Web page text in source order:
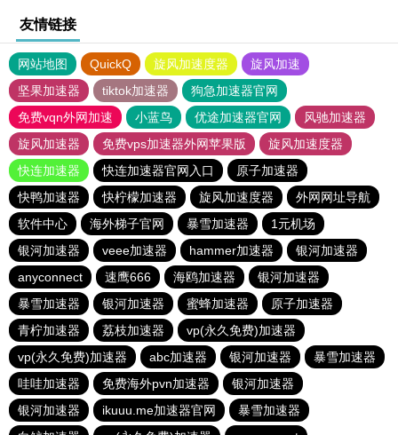
友情链接
网站地图 QuickQ 旋风加速度器
旋风加速
坚果加速器
tiktok加速器
狗急加速器官网
免费vqn外网加速
小蓝鸟 优途加速器官网
风驰加速器
旋风加速器
免费vps加速器外网苹果版
旋风加速度器
快连加速器
快连加速器官网入口
原子加速器
快鸭加速器
快柠檬加速器 旋风加速度器
外网网址导航
软件中心
海外梯子官网 暴雪加速器
1元机场
银河加速器
veee加速器 hammer加速器
银河加速器
anyconnect
速鹰666 海鸥加速器
银河加速器
暴雪加速器
银河加速器 蜜蜂加速器
原子加速器
青柠加速器
荔枝加速器
vp(永久免费)加速器
vp(永久免费)加速器
abc加速器 银河加速器
暴雪加速器
哇哇加速器
免费海外pvn加速器
银河加速器
银河加速器
ikuuu.me加速器官网
暴雪加速器